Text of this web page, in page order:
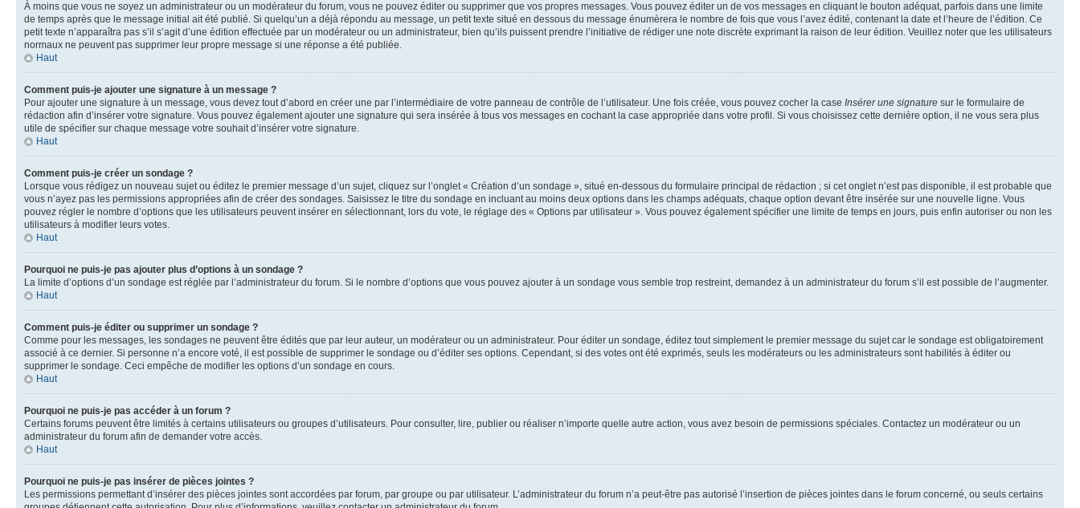
À moins que vous ne soyez un administrateur ou un modérateur du forum, vous ne pouvez éditer ou supprimer que vos propres messages. Vous pouvez éditer un de vos messages en cliquant le bouton adéquat, parfois dans une limite
de temps après que le message initial ait été publié. Si quelqu’un a déjà répondu au message, un petit texte situé en dessous du message énumèrera le nombre de fois que vous l’avez édité, contenant la date et l’heure de l’édition. Ce
petit texte n’apparaîtra pas s’il s’agit d’une édition effectuée par un modérateur ou un administrateur, bien qu’ils puissent prendre l’initiative de rédiger une note discrète exprimant la raison de leur édition. Veuillez noter que les utilisateurs
normaux ne peuvent pas supprimer leur propre message si une réponse a été publiée.
Haut
Comment puis-je ajouter une signature à un message ?
Pour ajouter une signature à un message, vous devez tout d’abord en créer une par l’intermédiaire de votre panneau de contrôle de l’utilisateur. Une fois créée, vous pouvez cocher la case Insérer une signature sur le formulaire de
rédaction afin d’insérer votre signature. Vous pouvez également ajouter une signature qui sera insérée à tous vos messages en cochant la case appropriée dans votre profil. Si vous choisissez cette dernière option, il ne vous sera plus
utile de spécifier sur chaque message votre souhait d’insérer votre signature.
Haut
Comment puis-je créer un sondage ?
Lorsque vous rédigez un nouveau sujet ou éditez le premier message d’un sujet, cliquez sur l’onglet « Création d’un sondage », situé en-dessous du formulaire principal de rédaction ; si cet onglet n’est pas disponible, il est probable que
vous n’ayez pas les permissions appropriées afin de créer des sondages. Saisissez le titre du sondage en incluant au moins deux options dans les champs adéquats, chaque option devant être insérée sur une nouvelle ligne. Vous
pouvez régler le nombre d’options que les utilisateurs peuvent insérer en sélectionnant, lors du vote, le réglage des « Options par utilisateur ». Vous pouvez également spécifier une limite de temps en jours, puis enfin autoriser ou non les
utilisateurs à modifier leurs votes.
Haut
Pourquoi ne puis-je pas ajouter plus d’options à un sondage ?
La limite d’options d’un sondage est réglée par l’administrateur du forum. Si le nombre d’options que vous pouvez ajouter à un sondage vous semble trop restreint, demandez à un administrateur du forum s’il est possible de l’augmenter.
Haut
Comment puis-je éditer ou supprimer un sondage ?
Comme pour les messages, les sondages ne peuvent être édités que par leur auteur, un modérateur ou un administrateur. Pour éditer un sondage, éditez tout simplement le premier message du sujet car le sondage est obligatoirement
associé à ce dernier. Si personne n’a encore voté, il est possible de supprimer le sondage ou d’éditer ses options. Cependant, si des votes ont été exprimés, seuls les modérateurs ou les administrateurs sont habilités à éditer ou
supprimer le sondage. Ceci empêche de modifier les options d’un sondage en cours.
Haut
Pourquoi ne puis-je pas accéder à un forum ?
Certains forums peuvent être limités à certains utilisateurs ou groupes d’utilisateurs. Pour consulter, lire, publier ou réaliser n’importe quelle autre action, vous avez besoin de permissions spéciales. Contactez un modérateur ou un
administrateur du forum afin de demander votre accès.
Haut
Pourquoi ne puis-je pas insérer de pièces jointes ?
Les permissions permettant d’insérer des pièces jointes sont accordées par forum, par groupe ou par utilisateur. L’administrateur du forum n’a peut-être pas autorisé l’insertion de pièces jointes dans le forum concerné, ou seuls certains